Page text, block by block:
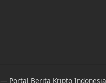
Portal Berita Kripto Indonesia